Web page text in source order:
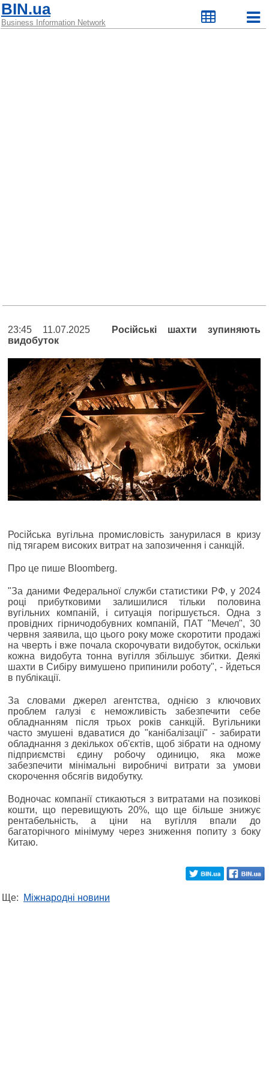
BIN.ua
Business Information Network
23:45 11.07.2025
Російські шахти зупиняють
видобуток
Російська вугільна промисловість занурилася в кризу
під тягарем високих витрат на запозичення і санкцій.
Про це пише Bloomberg.
"За даними Федеральної служби статистики РФ, у 2024
році прибутковими залишилися тільки половина
вугільних компаній, і ситуація погіршується. Одна з
провідних гірничодобувних компаній, ПАТ "Мечел", 30
червня заявила, що цього року може скоротити продажі
на чверть і вже почала скорочувати видобуток, оскільки
кожна видобута тонна вугілля збільшує збитки. Деякі
шахти в Сибіру вимушено припинили роботу", - йдеться
в публікації.
За словами джерел агентства, однією з ключових
проблем галузі є неможливість забезпечити себе
обладнанням після трьох років санкцій. Вугільники
часто змушені вдаватися до "канібалізації" - забирати
обладнання з декількох об'єктів, щоб зібрати на одному
підприємстві єдину робочу одиницю, яка може
забезпечити мінімальні виробничі витрати за умови
скорочення обсягів видобутку.
Водночас компанії стикаються з витратами на позикові
кошти, що перевищують 20%, що ще більше знижує
рентабельність, а ціни на вугілля впали до
багаторічного мінімуму через зниження попиту з боку
Китаю.
Ще: Міжнародні новини